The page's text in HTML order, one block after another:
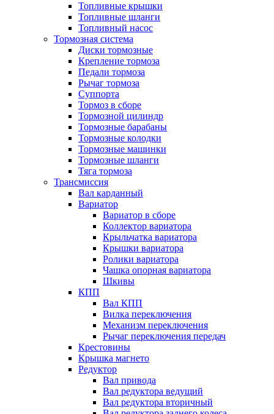
Топливные крышки
Топливные шланги
Топливный насос
Тормозная система
Диски тормозные
Крепление тормоза
Педали тормоза
Рычаг тормоза
Суппорта
Тормоз в сборе
Тормозной цилиндр
Тормозные барабаны
Тормозные колодки
Тормозные машинки
Тормозные шланги
Тяга тормоза
Трансмиссия
Вал карданный
Вариатор
Вариатор в сборе
Коллектор вариатора
Крыльчатка вариатора
Крышки вариатора
Ролики вариатора
Чашка опорная вариатора
Шкивы
КПП
Вал КПП
Вилка переключения
Механизм переключения
Рычаг переключения передач
Крестовины
Крышка магнето
Редуктор
Вал привода
Вал редуктора ведущий
Вал редуктора вторичный